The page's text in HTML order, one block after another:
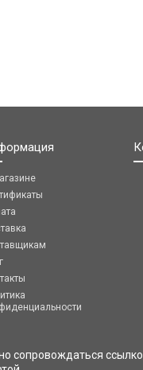
сопровождаться